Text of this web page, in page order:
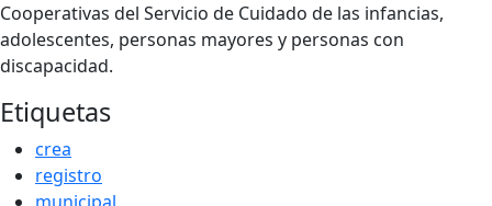
Cooperativas del Servicio de Cuidado de las infancias,
adolescentes, personas mayores y personas con
discapacidad.
Etiquetas
crea
registro